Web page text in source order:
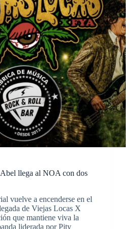
llega al NOA con dos
vuelve a encenderse en el
de Viejas Locas X
que mantiene viva la
liderada por Pity